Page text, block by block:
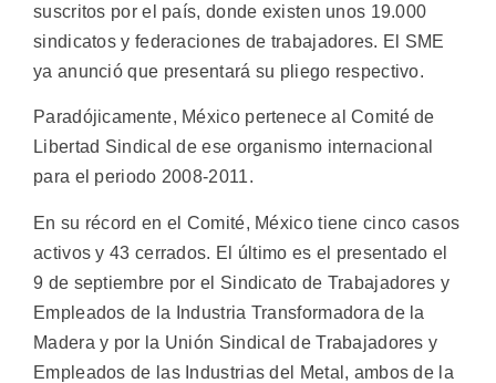
suscritos por el país, donde existen unos 19.000
sindicatos y federaciones de trabajadores. El SME
ya anunció que presentará su pliego respectivo.
Paradójicamente, México pertenece al Comité de
Libertad Sindical de ese organismo internacional
para el periodo 2008-2011.
En su récord en el Comité, México tiene cinco casos
activos y 43 cerrados. El último es el presentado el
9 de septiembre por el Sindicato de Trabajadores y
Empleados de la Industria Transformadora de la
Madera y por la Unión Sindical de Trabajadores y
Empleados de las Industrias del Metal, ambos de la